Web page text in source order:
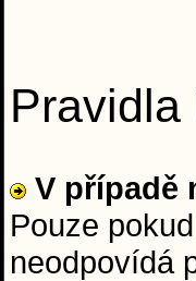
Pravidla
V případě
Pouze
neodpovídá